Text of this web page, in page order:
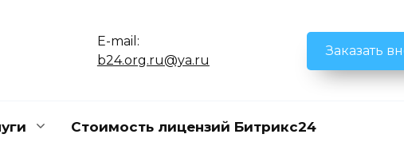
E-mail:
b24.org.ru@ya.ru
Заказать
Стоимость лицензий Битрикс24